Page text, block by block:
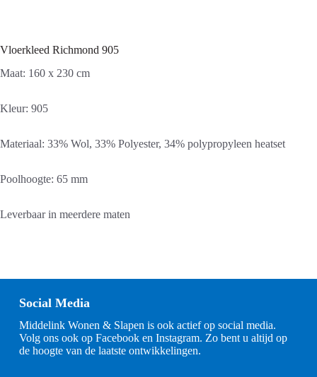
Vloerkleed Richmond 905
Maat: 160 x 230 cm
Kleur: 905
Materiaal: 33% Wol, 33% Polyester, 34% polypropyleen heatset
Poolhoogte: 65 mm
Leverbaar in meerdere maten
Social Media
Middelink Wonen & Slapen is ook actief op social media.
Volg ons ook op Facebook en Instagram. Zo bent u altijd op
de hoogte van de laatste ontwikkelingen.